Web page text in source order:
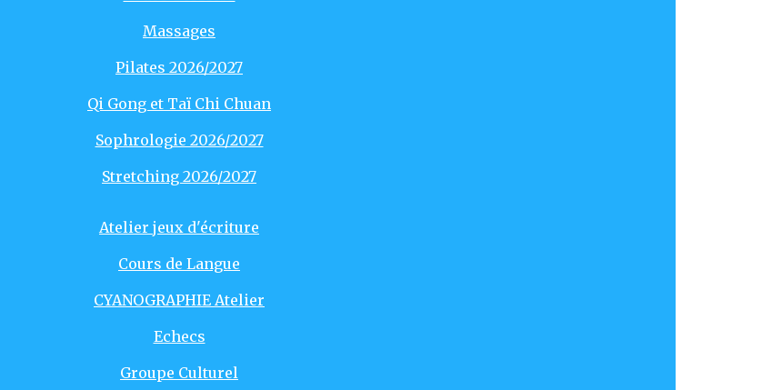
Massages
Pilates 2026/2027
Qi Gong et Taï Chi Chuan
Sophrologie 2026/2027
Stretching 2026/2027
Atelier jeux d'écriture
Cours de Langue
CYANOGRAPHIE Atelier
Echecs
Groupe Culturel